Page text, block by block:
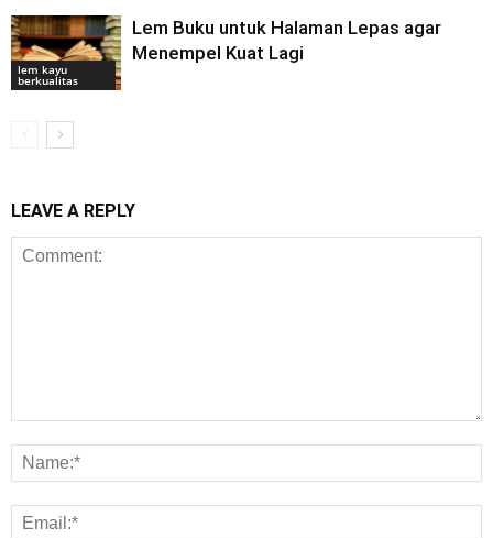
lem kayu
berkualitas
Lem Buku untuk Halaman Lepas agar
Menempel Kuat Lagi
LEAVE A REPLY